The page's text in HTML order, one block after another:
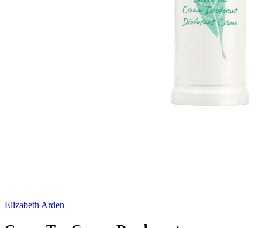
Elizabeth Arden